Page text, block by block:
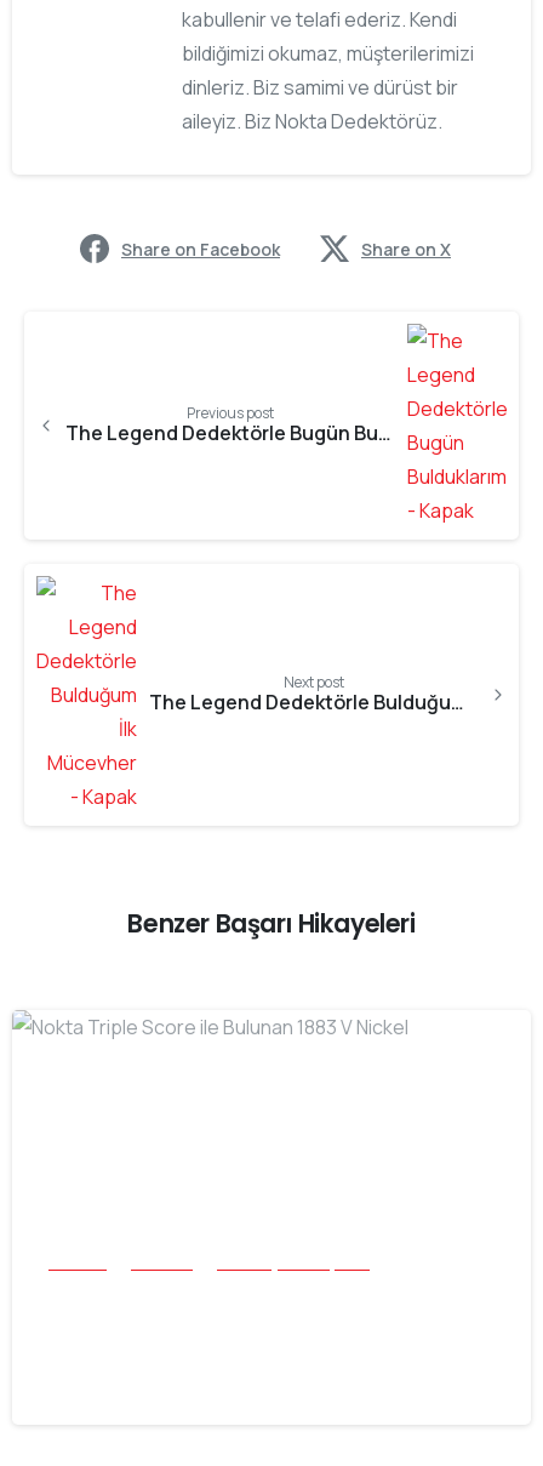
kabullenir ve telafi ederiz. Kendi
bildiğimizi okumaz, müşterilerimizi
dinleriz. Biz samimi ve dürüst bir
aileyiz. Biz Nokta Dedektörüz.
Share on Facebook Share on X
Previous post
The Legend Dedektörle Bugün Bulduklarım
Next post
The Legend Dedektörle Bulduğum İlk Mücevher
Benzer Başarı Hikayeleri